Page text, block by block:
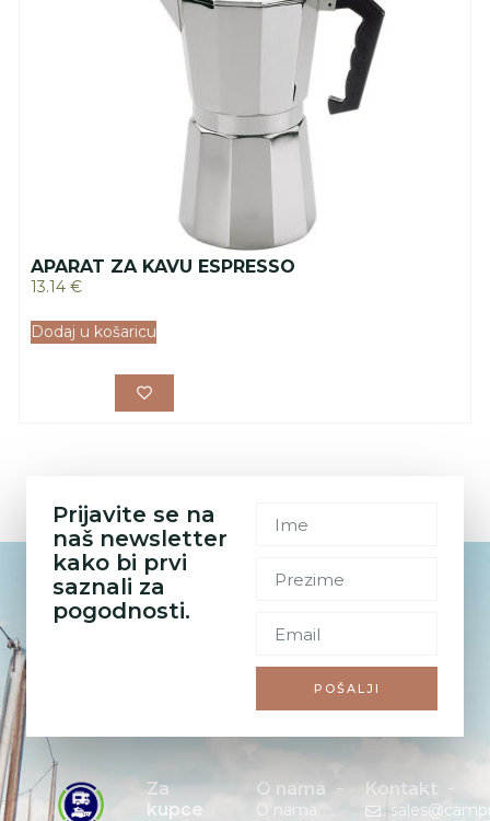
APARAT ZA KAVU ESPRESSO
13.14 €
Dodaj u košaricu
Prijavite se na
naš newsletter
kako bi prvi
saznali za
pogodnosti.
POŠALJI
Za
kupce
O nama
O nama
Kontakt